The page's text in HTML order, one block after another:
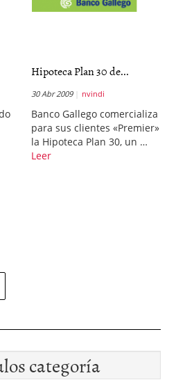
Hipoteca Plan 30 de...
30 Abr 2009 nvindi
Banco Gallego comercializa
para sus clientes «Premier»
la Hipoteca Plan 30, un …
Leer
categoría